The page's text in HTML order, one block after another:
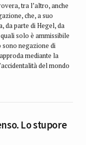
tra l’altro, anche
che, a suo
da parte di Hegel, da
solo è ammissibile
sono negazione di
mediante la
del mondo
Lo stupore